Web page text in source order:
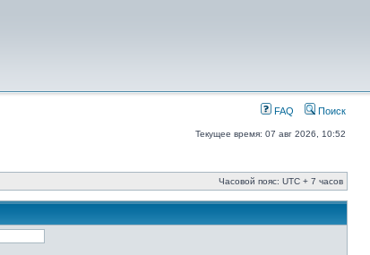
FAQ Поиск
Текущее время: 07 авг 2026, 10:52
Часовой пояс: UTC + 7 часов